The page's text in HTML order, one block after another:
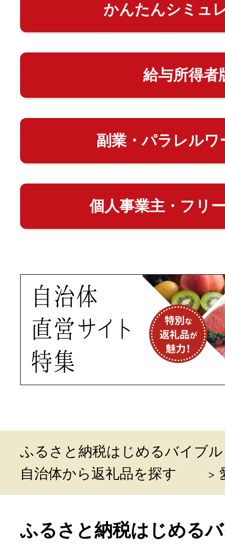
かんたんシミュ
給与所得者
副業・パラレルワ
個人事業主・フリ
ふるさと納税はじめるバイブル
自治体から返礼品を探す
ふるさと納税はじめる